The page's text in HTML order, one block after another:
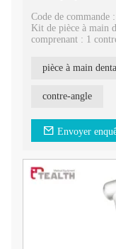
Code de commande
Kit de pièce à main
comprenant : 1
optique
Spray d'irrigation
Tête de contre-
pièce à main
contre-angle
Envoyer